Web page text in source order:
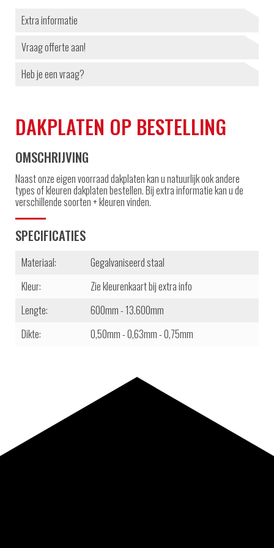
Extra informatie
Vraag offerte aan!
Heb je een vraag?
DAKPLATEN OP BESTELLING
OMSCHRIJVING
Naast onze eigen voorraad dakplaten kan u natuurlijk ook andere
types of kleuren dakplaten bestellen. Bij extra informatie kan u de
verschillende soorten + kleuren vinden.
SPECIFICATIES
Materiaal:
Gegalvaniseerd staal
Kleur:
Zie kleurenkaart bij extra info
Lengte:
600mm - 13.600mm
Dikte:
0,50mm - 0,63mm - 0,75mm